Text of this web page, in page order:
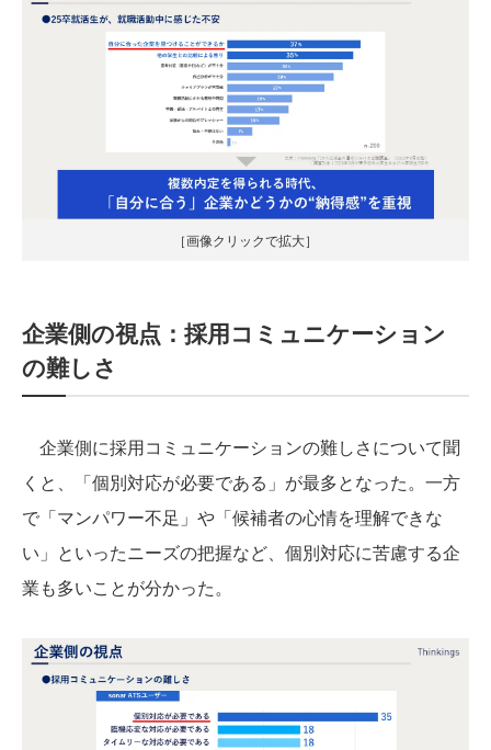
［画像クリックで拡大］
企業側の視点：採用コミュニケーション
の難しさ
企業側に採用コミュニケーションの難しさについて聞
くと、「個別対応が必要である」が最多となった。一方
で「マンパワー不足」や「候補者の心情を理解できな
い」といったニーズの把握など、個別対応に苦慮する企
業も多いことが分かった。